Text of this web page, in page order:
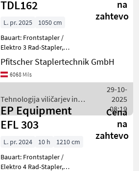
TDL162
na
zahtevo
L. pr. 2025
1050 cm
Bauart: Frontstapler /
Elektro 3 Rad-Stapler,
Tragkraft: 1600kg, Hubhöhe:
4800mm, Bauhöhe:
2150mm, Freihub: 1440mm,
Batterie: Lithium-Ionen Bj. 2
Pfitscher Staplertechnik GmbH
6068 Mils
Tehnologija viličarjev in
skladišča / EP Equipment
29-10-
2025
08:19
EP Equipment
EFL 303
Cena
na
zahtevo
L. pr. 2024 10 h
1210 cm
Bauart: Frontstapler /
Elektro 4 Rad-Stapler,